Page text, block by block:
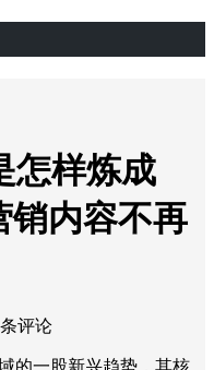
怎样炼成
销内容不再
评论
的一股新兴趋势，其核